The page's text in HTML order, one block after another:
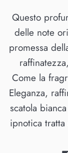
Questo
delle note
promessa
Come la
Eleganza,
scatola
ipnotica